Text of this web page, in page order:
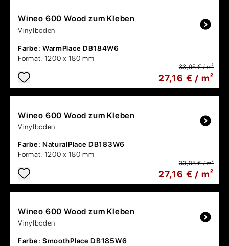
Wineo 600 Wood zum Kleben
Vinylboden
Farbe: WarmPlace DB184W6
Format: 1200 x 180 mm
33,95 € / m²
27,16 € / m²
Wineo 600 Wood zum Kleben
Vinylboden
Farbe: NaturalPlace DB183W6
Format: 1200 x 180 mm
33,95 € / m²
27,16 € / m²
Wineo 600 Wood zum Kleben
Vinylboden
Farbe: SmoothPlace DB185W6